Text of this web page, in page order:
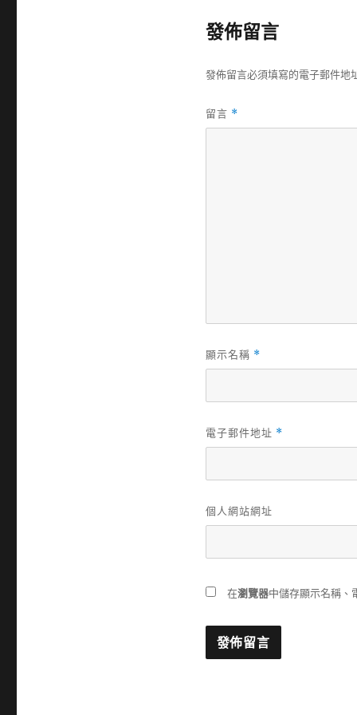
期:
發佈留言
發佈留言必須填寫的電子郵件地
留言 *
顯示名稱 *
電子郵件地址 *
個人網站網址
在瀏覽器中儲存顯示名稱、